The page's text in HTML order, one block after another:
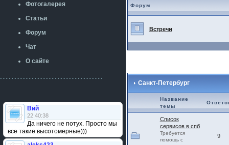
Фотогалерея
Статьи
Форум
Чат
О сайте
Вий
22:40:38
Да ничего не потух. Просто мы
все такие высотомерные)))
Форум
Встречи
Санкт-Петербург
Название
темы
Список
сервисов в спб
Требуется
помощь с
9